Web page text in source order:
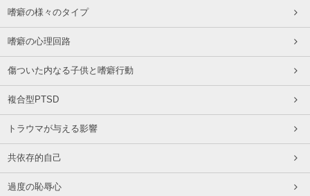
嗜癖の様々のタイプ
嗜癖の心理回路
傷ついた内なる子供と嗜癖行動
複合型PTSD
トラウマが与える影響
共依存的自己
過度の恥辱心